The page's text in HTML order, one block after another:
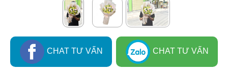
CHAT TƯ VẤN CHAT TƯ VẤN